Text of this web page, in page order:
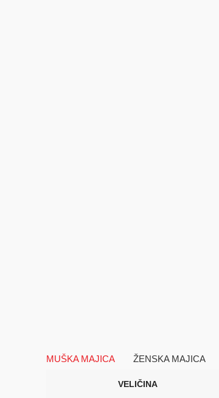
MUŠKA MAJICA ŽENSKA MAJICA
VELIČINA